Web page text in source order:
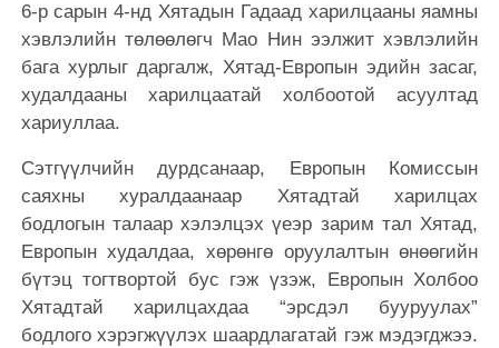
6-р сарын 4-нд Хятадын Гадаад харилцааны яамны
хэвлэлийн төлөөлөгч Мао Нин ээлжит хэвлэлийн
бага хурлыг даргалж, Хятад-Европын эдийн засаг,
худалдааны харилцаатай холбоотой асуултад
хариуллаа.
Сэтгүүлчийн дурдсанаар, Европын Комиссын
саяхны хуралдаанаар Хятадтай харилцах
бодлогын талаар хэлэлцэх үеэр зарим тал Хятад,
Европын худалдаа, хөрөнгө оруулалтын өнөөгийн
бүтэц тогтвортой бус гэж үзэж, Европын Холбоо
Хятадтай харилцахдаа “эрсдэл бууруулах”
бодлого хэрэгжүүлэх шаардлагатай гэж мэдэгджээ.